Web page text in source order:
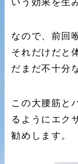
なので、前回
それだけだと
だまだ不十分
この大腰筋と
るようにエク
勧めします。